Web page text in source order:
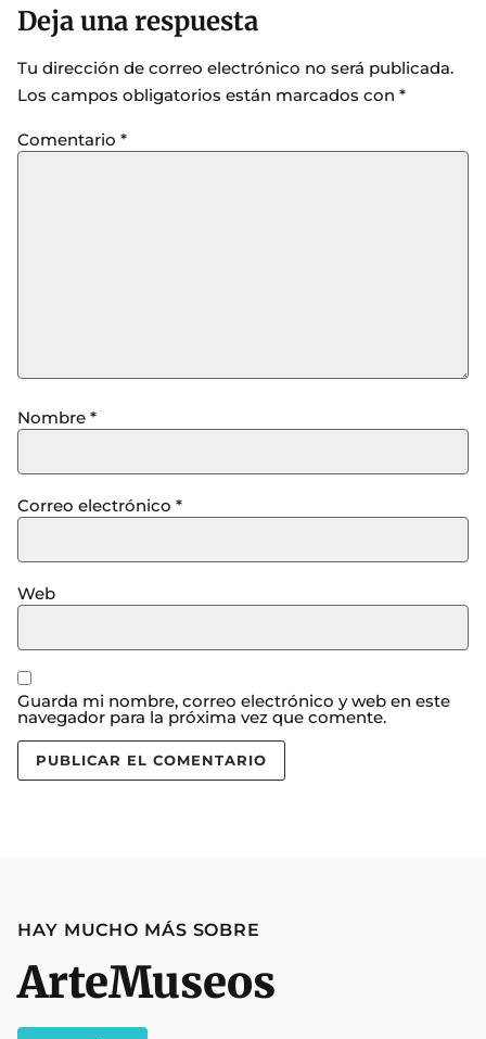
Deja una respuesta
Tu dirección de correo electrónico no será publicada.
Los campos obligatorios están marcados con *
Comentario *
Nombre *
Correo electrónico *
Web
Guarda mi nombre, correo electrónico y web en este
navegador para la próxima vez que comente.
HAY MUCHO MÁS SOBRE
ArteMuseos